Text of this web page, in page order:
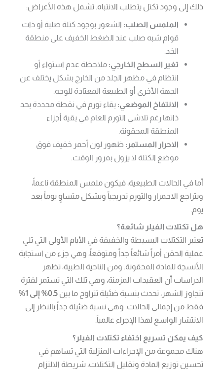
ذلك إلى وجود تكتل يتطلب الانتباه. تشمل هذه الأعراض:
الملمس الصلب: الشعور بوجود كتلة صلبة أو ذات
قوام شبه صلب عند الضغط الخفيف على منطقة
الخد.
تغير السطح الخارجي: ملاحظة عدم استواء أو
انتظام في مظهر الجلد من الخارج بشكل يختلف عن
الجهة الأخرى أو الطبيعة المعتادة للوجه.
الانتفاخ الموضعي: بقاء تورم في نقطة محددة بحد
ذاتها رغم تلاشي التورم العام في بقية أجزاء
المنطقة المحقونة.
الاحرار المستمر: ظهور لون أحمر خفيف فوق
موضع الكتلة لا يزول بمرور الوقت.
أما في الحالات الطبيعية، فيكون ملمس المنطقة ناعماً،
ويتراجع الاحمرار والتورم تدريجياً وبشكل متساوٍ يوماً بعد
يوم.
هل تكتلات الفيلر شائعة؟
تعتبر التكتلات البسيطة والخفيفة في الأيام الأولى التي تلي
عملية الحقن أمراً شائعاً جداً ومتوقعاً، وهي جزء من استجابة
الأنسجة للمادة المحقونة. ومن الناحية الطبية، تظهر
الدراسات أن العقيدات المزمنة، وهي تلك التي تستمر لفترة
تتجاوز الشهر، تحدث بنسبة ضئيلة تتراوح ما بين0.5% إلى 1%
فقط من إجمالي الحالات. وهي نسبة ضئيلة جداً بالنظر إلى
الانتشار الواسع لهذا الإجراء عالمياً.
كيف يمكن تسريع اختفاء تكتلات الفيلر؟
هناك مجموعة من الإجراءات المنزلية التي تساهم في
تحسين توزيع المادة وتقليل التكتلات، شريطة الالتزام